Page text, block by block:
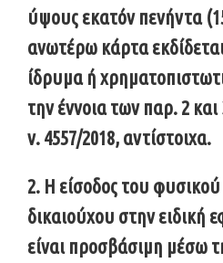
ύψους εκατόν πενήντα
ανωτέρω κάρτα
ίδρυμα ή
την έννοια των παρ. 2
ν. 4557/2018, αντίστοιχα.
2. Η είσοδος του
δικαιούχου στην ειδική
είναι προσβάσιμη μέσω